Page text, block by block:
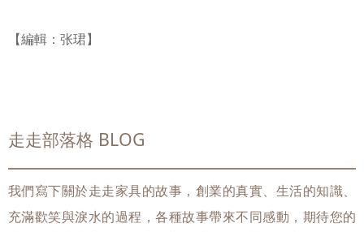
【編輯：张珺】
走走部落格 BLOG
我們寫下關於走走家具的故事，創業的真實、生活的知識、
充滿歡笑與淚水的過程，各種故事帶來不同感動，期待您的